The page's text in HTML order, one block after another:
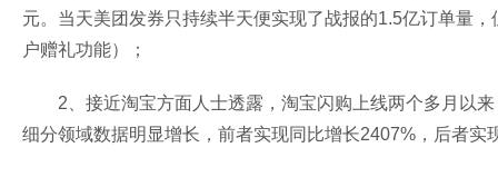
元。当天美团发券只持续半天便实现了战报的1.5亿订单量
户赠礼功能）；
2、接近淘宝方面人士透露，淘宝闪购上线两个多月以
细分领域数据明显增长，前者实现同比增长2407%，后者